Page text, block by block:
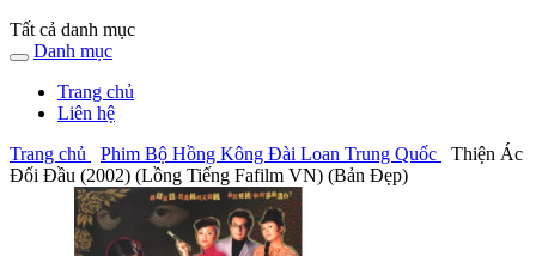
Tất cả danh mục
Danh mục
Trang chủ
Liên hệ
Trang chủ
Phim Bộ Hồng Kông Đài Loan Trung Quốc
Thiện Ác
Đối Đầu (2002) (Lồng Tiếng Fafilm VN) (Bản Đẹp)